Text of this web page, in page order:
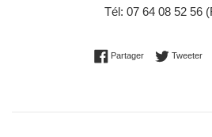
Tél: 07 64 08 52 56
PartagerPartager sur
Tweeter